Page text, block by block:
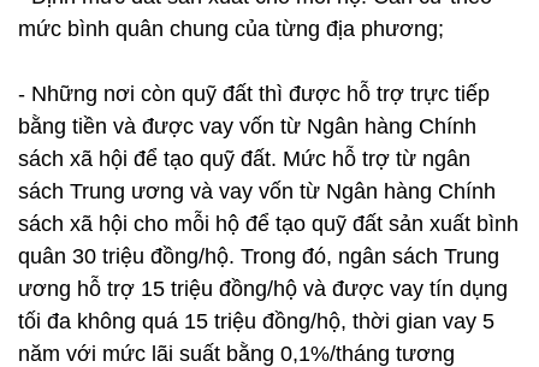
mức bình quân chung của từng địa phương;
- Những nơi còn quỹ đất thì được hỗ trợ trực tiếp
bằng tiền và được vay vốn từ Ngân hàng Chính
sách xã hội để tạo quỹ đất. Mức hỗ trợ từ ngân
sách Trung ương và vay vốn từ Ngân hàng Chính
sách xã hội cho mỗi hộ để tạo quỹ đất sản xuất bình
quân 30 triệu đồng/hộ. Trong đó, ngân sách Trung
ương hỗ trợ 15 triệu đồng/hộ và được vay tín dụng
tối đa không quá 15 triệu đồng/hộ, thời gian vay 5
năm với mức lãi suất bằng 0,1%/tháng tương